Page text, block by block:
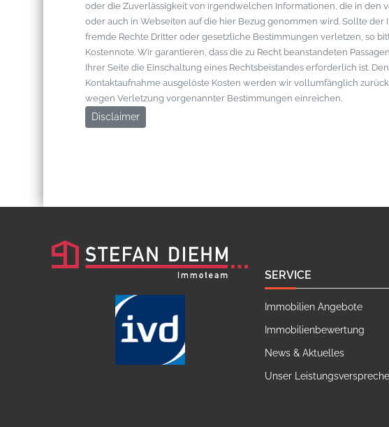
oder die Zuverlässigkeit von irgendwelchen Informationen, die in den
oder auch in Webseiten auf die hier Bezug genommen wird. Sollte
fremde Rechte Dritter oder gesetzliche Bestimmungen verletzen, so
Kostennote. Wir garantieren, dass die zu Recht beanstandeten
Ihrer Seite die Einschaltung eines Rechtsbeistandes erforderlich ist.
Kontaktaufnahme ausgelöste Kosten werden wir vollumfänglich
wegen Verletzung vorgenannter Bestimmungen einreichen.
Disclaimer
SERVICE
Immobilien Angebote
Immobilienbewertung
News & Aktuelles
Unser